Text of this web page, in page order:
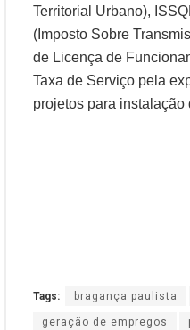
Territorial Urbano),
(Imposto Sobre
de Licença de
Taxa de Serviço pela
projetos para instalação
Tags: bragança paulista
geração de empregos